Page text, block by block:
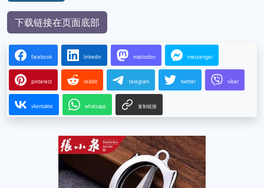
下载链接在页面底部
facebook linkedin mastodon messenger
pinterest reddit telegram twitter viber
vkontakte whatsapp 复制链接